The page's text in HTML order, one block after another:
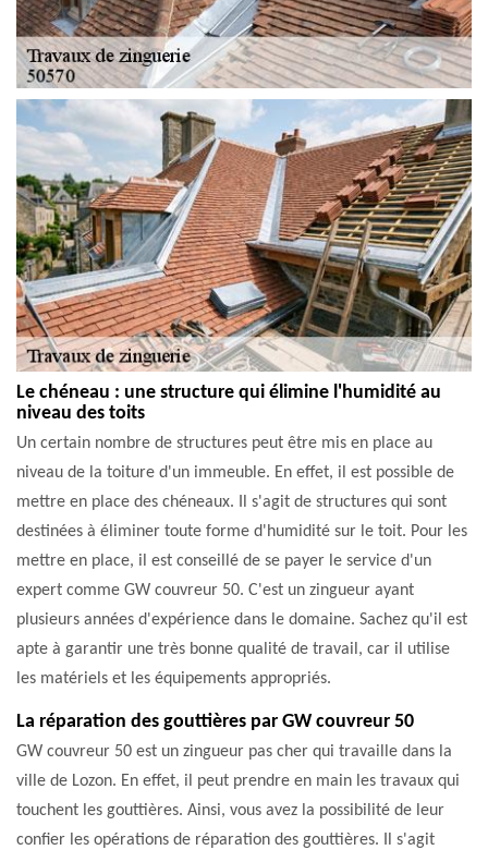
Le chéneau : une structure qui élimine l'humidité au
niveau des toits
Un certain nombre de structures peut être mis en place au
niveau de la toiture d'un immeuble. En effet, il est possible de
mettre en place des chéneaux. Il s'agit de structures qui sont
destinées à éliminer toute forme d'humidité sur le toit. Pour les
mettre en place, il est conseillé de se payer le service d'un
expert comme GW couvreur 50. C'est un zingueur ayant
plusieurs années d'expérience dans le domaine. Sachez qu'il est
apte à garantir une très bonne qualité de travail, car il utilise
les matériels et les équipements appropriés.
La réparation des gouttières par GW couvreur 50
GW couvreur 50 est un zingueur pas cher qui travaille dans la
ville de Lozon. En effet, il peut prendre en main les travaux qui
touchent les gouttières. Ainsi, vous avez la possibilité de leur
confier les opérations de réparation des gouttières. Il s'agit